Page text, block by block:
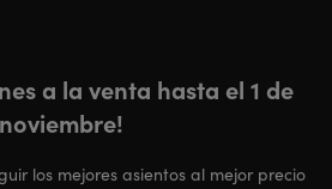
a la venta hasta el 1 de
noviembre!
los mejores asientos al mejor precio